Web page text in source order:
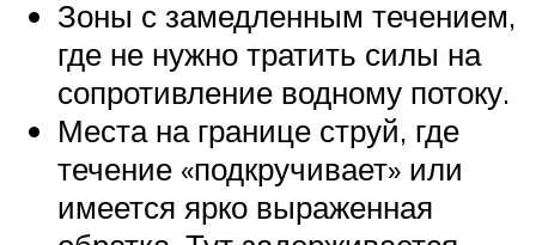
Зоны с замедленным течением,
где не нужно тратить силы на
сопротивление водному потоку.
Места на границе струй, где
течение «подкручивает» или
имеется ярко выраженная